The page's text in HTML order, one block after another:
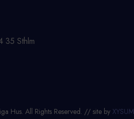
35 Sthlm
Hus. All Rights Reserved. // site by XYSUM